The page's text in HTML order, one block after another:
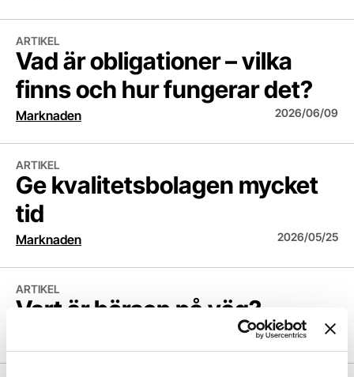
ARTIKEL
Vad är obligationer – vilka
finns och hur fungerar det?
Marknaden 2026/06/09
ARTIKEL
Ge kvalitetsbolagen mycket
tid
Marknaden 2026/05/25
ARTIKEL
Vart är börsen på väg?
2026/05/22